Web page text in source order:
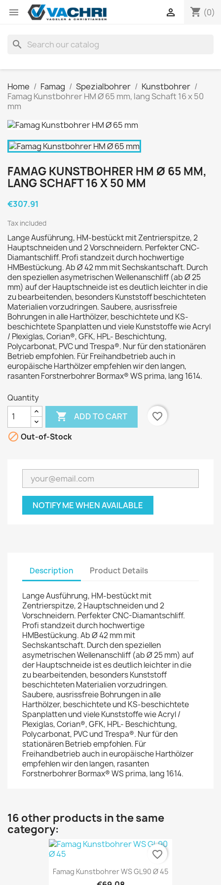
 shopping_cart (0)

search
Home Famag Spezialbohrer
Kunstbohrer
Famag Kunstbohrer HM Ø 65 mm, lang Schaft 16 x 50
mm
FAMAG KUNSTBOHRER HM Ø 65 MM,
LANG SCHAFT 16 X 50 MM
€307.91
Tax included
Lange Ausführung, HM-bestückt mit Zentrierspitze, 2
Hauptschneiden und 2 Vorschneidern. Perfekter CNC-
Diamantschliff. Profi standzeit durch hochwertige
HMBestückung. Ab Ø 42 mm mit Sechskantschaft. Durch
den speziellen asymetrischen Wellenanschliff (ab Ø 25
mm) auf der Hauptschneide ist es deutlich leichter in die
zu bearbeitenden, besonders Kunststoff beschichteten
Materialien vorzudringen. Saubere, ausrissfreie
Bohrungen in alle Harthölzer, beschichtete und KS-
beschichtete Spanplatten und viele Kunststoffe wie Acryl
/ Plexiglas, Corian®, GFK, HPL- Beschichtung,
Polycarbonat, PVC und Trespa®. Nur für den stationären
Betrieb empfohlen. Für Freihandbetrieb auch in
europäische Harthölzer empfehlen wir den langen,
rasanten Forstnerbohrer Bormax® WS prima, lang 1614.
Quantity
 ADD TO CART
favorite_border
 Out-of-Stock
NOTIFY ME WHEN AVAILABLE
Description Product Details
Lange Ausführung, HM-bestückt mit
Zentrierspitze, 2 Hauptschneiden und 2
Vorschneidern. Perfekter CNC-Diamantschliff.
Profi standzeit durch hochwertige
HMBestückung. Ab Ø 42 mm mit
Sechskantschaft. Durch den speziellen
asymetrischen Wellenanschliff (ab Ø 25 mm) auf
der Hauptschneide ist es deutlich leichter in die
zu bearbeitenden, besonders Kunststoff
beschichteten Materialien vorzudringen.
Saubere, ausrissfreie Bohrungen in alle
Harthölzer, beschichtete und KS-beschichtete
Spanplatten und viele Kunststoffe wie Acryl /
Plexiglas, Corian®, GFK, HPL- Beschichtung,
Polycarbonat, PVC und Trespa®. Nur für den
stationären Betrieb empfohlen. Für
Freihandbetrieb auch in europäische Harthölzer
empfehlen wir den langen, rasanten
Forstnerbohrer Bormax® WS prima, lang 1614.
16 other products in the same
category:
Famag Kunstbohrer WS GL90 Ø 45
favorite_border